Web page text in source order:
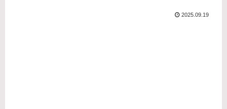
2025.09.19